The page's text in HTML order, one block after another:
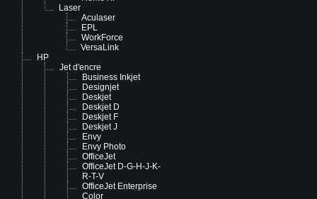
Laser
Aculaser
EPL
WorkForce
VersaLink
HP
Jet d'encre
Business Inkjet
Designjet
Deskjet
Deskjet D
Deskjet F
Deskjet J
Envy
Envy Photo
OfficeJet
OfficeJet D-G-H-J-K-
R-T-V
OfficeJet Enterprise
Color